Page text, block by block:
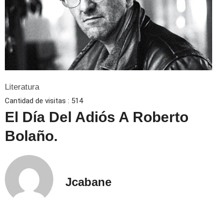
Literatura
Cantidad de visitas : 514
El Día Del Adiós A Roberto
Bolaño.
Jcabane